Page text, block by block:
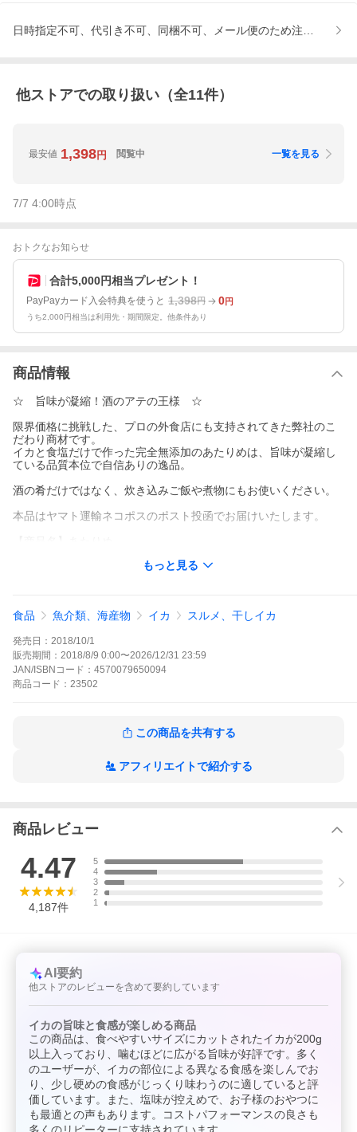
日時指定不可、代引き不可、同梱不可、メール便のため注文後のキ
他ストアでの取り扱い（全11件）
最安値 1,398円 閲覧中 一覧を見る
7/7 4:00時点
おトクなお知らせ
合計5,000円相当プレゼント！
PayPayカード入会特典を使うと 1,398円 0円
うち2,000円相当は利用先・期間限定。他条件あり
商品情報
☆ 旨味が凝縮！酒のアテの王様 ☆
限界価格に挑戦した、プロの外食店にも支持されてきた弊社のこ
だわり商材です。
イカと食塩だけで作った完全無添加のあたりめは、旨味が凝縮し
ている品質本位で自信ありの逸品。
酒の肴だけではなく、炊き込みご飯や煮物にもお使いください。
本品はヤマト運輸ネコポスのポスト投函でお届けいたします。
て下さい。開封後はできるだけお早めにお召し上がりください。
もっと見る
食品 魚介類、海産物 イカ スルメ、干しイカ
発売日： 2018/10/1
販売期間： 2018/8/9 0:00〜2026/12/31 23:59
JAN/ISBNコード： 4570079650094
商品 コード： 23502
この商品を共有する
アフィリエイトで紹介する
商品レビュー
4.47
4,187件
5
4
3
2
1
AI要約
他ストアのレビューを含めて要約しています
イカの旨味と食感が楽しめる商品
この商品は、食べやすいサイズにカットされたイカが200g
以上入っており、噛むほどに広がる旨味が好評です。多く
のユーザーが、イカの部位による異なる食感を楽しんでお
り、少し硬めの食感がじっくり味わうのに適していると評
価しています。また、塩味が控えめで、お子様のおやつに
も最適との声もあります。コストパフォーマンスの良さも